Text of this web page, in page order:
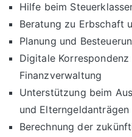
Hilfe beim
Beratung zu Erbschaft
Planung und
Digitale
Finanzverwaltung
Unterstützung beim
und Elterngeldanträgen
Berechnung der